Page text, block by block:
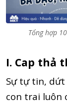
Tổng hợp
I. Cap thả
Sự tự tin, dứt
con trai luôn